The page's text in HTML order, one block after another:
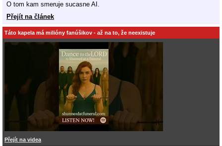
O tom kam smeruje sucasne AI.
Přejít na článek
Táto kapela má milióny fanúšikov - až na to, že neexistuje
Přejít na videa